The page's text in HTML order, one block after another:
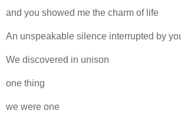
and you showed me the charm of life
An unspeakable silence interrupted by
We discovered in unison
one thing
we were one